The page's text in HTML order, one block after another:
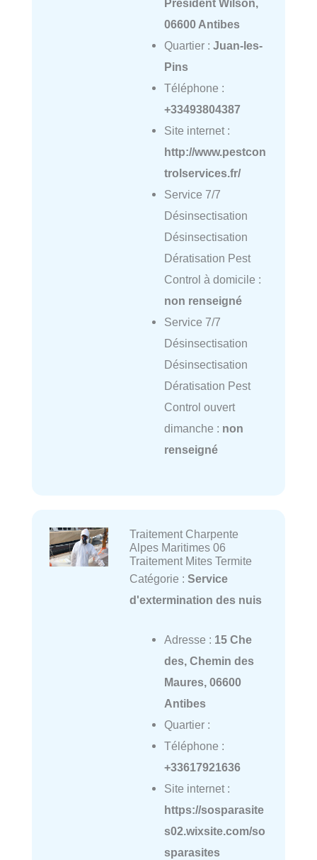
Président Wilson,
06600 Antibes
Quartier : Juan-les-
Pins
Téléphone :
+33493804387
Site internet :
http://www.pestcon
trolservices.fr/
Service 7/7
Désinsectisation
Désinsectisation
Dératisation Pest
Control à domicile :
non renseigné
Service 7/7
Désinsectisation
Désinsectisation
Dératisation Pest
Control ouvert
dimanche : non
renseigné
Traitement Charpente
Alpes Maritimes 06
Traitement Mites Termite
Catégorie : Service
d'extermination des nuis
Adresse : 15 Che
des, Chemin des
Maures, 06600
Antibes
Quartier :
Téléphone :
+33617921636
Site internet :
https://sosparasite
s02.wixsite.com/so
sparasites